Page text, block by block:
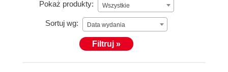
Pokaż produkty: Wszystkie
Sortuj wg: Data wydania
Filtruj »